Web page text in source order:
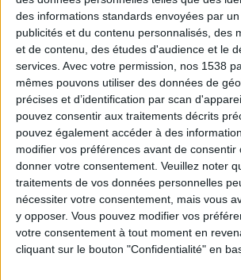
des informations standards envoyées par
publicités et du contenu personnalisés, des
et de contenu, des études d'audience et le
services. Avec votre permission, nos 1538
mêmes pouvons utiliser des données de
précises et d’identification par scan
pouvez consentir aux traitements décrits
pouvez également accéder à des
modifier vos préférences avant de
donner votre consentement. Veuillez noter
traitements de vos données personnelles
nécessiter votre consentement, mais vous
y opposer. Vous pouvez modifier vos
votre consentement à tout moment en
cliquant sur le bouton "Confidentialité" en
Cependant, aucune restriction
obligatoire. L'objectif est d'amener
dans ses réserves par la diminution
l'alimentation, et le maintien de sa